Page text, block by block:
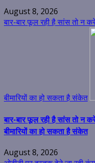
August 8, 2026
बार-बार फूल रही है सांस तो
बीमारियों का हो सकता है संकेत
बार-बार फूल रही है सांस तो
बीमारियों का हो सकता है संकेत
August 8, 2026